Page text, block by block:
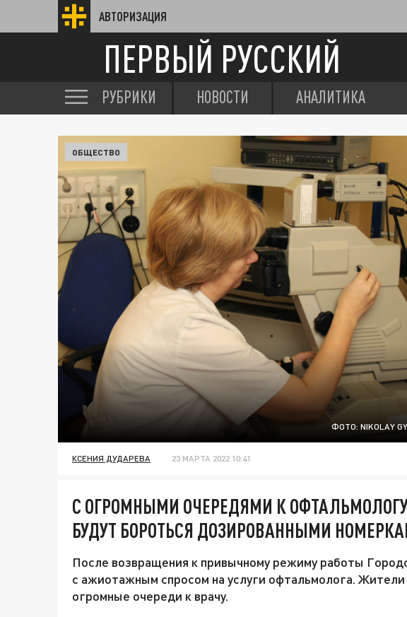
АВТОРИЗАЦИЯ
ПЕРВЫЙ РУССКИЙ
РУБРИКИ НОВОСТИ АНАЛИТИКА
ФОТО: NIKOLAY
ОБЩЕСТВО
КСЕНИЯ ДУДАРЕВА 23 МАРТА 2022 10:41
С ОГРОМНЫМИ ОЧЕРЕДЯМИ К ОФТАЛЬМОЛОГУ
БУДУТ БОРОТЬСЯ ДОЗИРОВАННЫМИ
После возвращения к привычному режиму работы
с ажиотажным спросом на услуги офтальмолога.
огромные очереди к врачу.